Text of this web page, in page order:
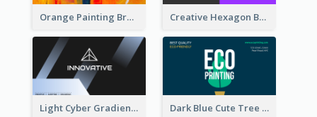
Orange Painting Brush Art Studio Business Card Creative Hexagon Business Card Design Template
Light Cyber Gradient Digital Business Card Template Dark Blue Cute Tree Illustration Printing Business Card Designs